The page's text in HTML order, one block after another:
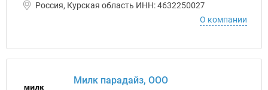
Россия, Курская область ИНН: 4632250027
О компании
Милк парадайз, ООО